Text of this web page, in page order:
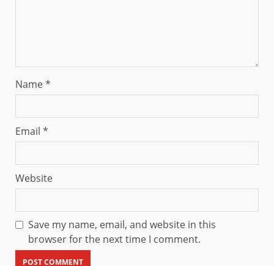
Name*
Email *
Website
Save my name, email, and website in this
browser for the next time I comment.